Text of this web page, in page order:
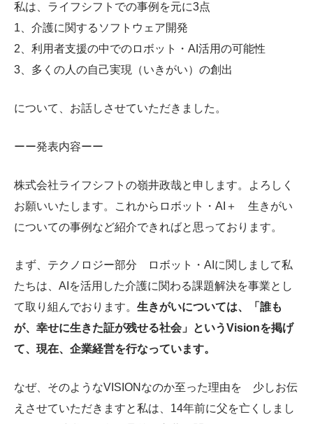
私は、ライフシフトでの事例を元に3点
1、介護に関するソフトウェア開発
2、利用者支援の中でのロボット・AI活用の可能性
3、多くの人の自己実現（いきがい）の創出
について、お話しさせていただきました。
ーー発表内容ーー
株式会社ライフシフトの嶺井政哉と申します。よろしく
お願いいたします。これからロボット・AI＋ 生きがい
についての事例など紹介できればと思っております。
まず、テクノロジー部分 ロボット・AIに関しまして私
たちは、AIを活用した介護に関わる課題解決を事業とし
て取り組んでおります。 生きがいについては、「誰も
が、幸せに生きた証が残せる社会」というVisionを掲げ
て、現在、企業経営を行なっています。
なぜ、そのようなVISIONなのか至った理由を 少しお伝
えさせていただきますと私は、14年前に父を亡くしまし